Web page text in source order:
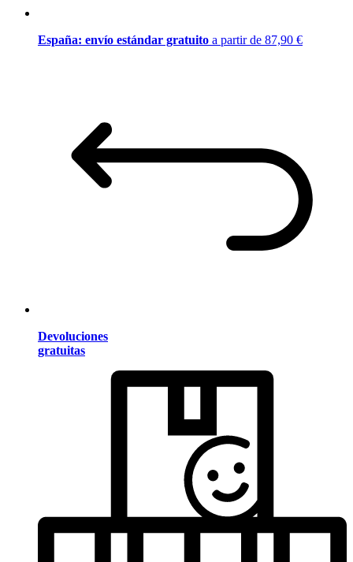
España: envío estándar gratuito a partir de 87,90 €
Devoluciones
gratuitas